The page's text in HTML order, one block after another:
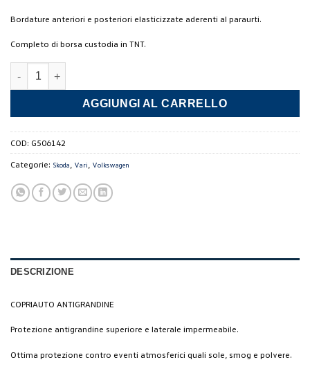
Bordature anteriori e posteriori elasticizzate aderenti al paraurti.
Completo di borsa custodia in TNT.
Telo Antigrandine TG. XXL quantità
AGGIUNGI AL CARRELLO
COD: G506142
Categorie: Skoda Vari Volkswagen
DESCRIZIONE
COPRIAUTO ANTIGRANDINE
Protezione antigrandine superiore e laterale impermeabile.
Ottima protezione contro eventi atmosferici quali sole, smog e polvere.